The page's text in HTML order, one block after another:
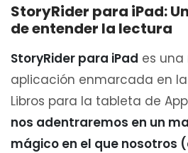
StoryRider para iPad:
de entender la lectura
StoryRider para iPad es
aplicación enmarcada en
Libros para la tableta de
nos adentraremos en un
mágico en el que nosotros